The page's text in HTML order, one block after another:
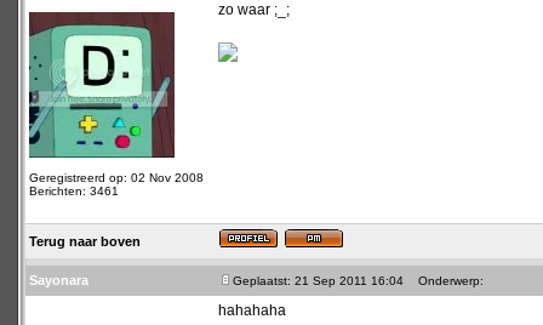
Geregistreerd op: 02 Nov 2008
Berichten: 3461
zo waar ;_;
Terug naar boven
Sayonara Geplaatst: 21 Sep 2011 16:04 Onderwerp:
hahahaha